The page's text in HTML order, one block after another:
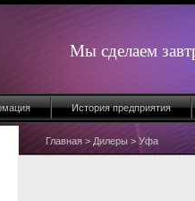
Мы сделаем
История предприятия
Главная > Дилеры > Уфа